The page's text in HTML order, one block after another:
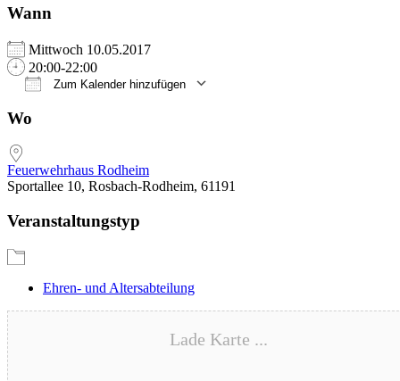
Wann
Mittwoch 10.05.2017
20:00-22:00
Zum Kalender hinzufügen
Wo
Feuerwehrhaus Rodheim
Sportallee 10, Rosbach-Rodheim, 61191
Veranstaltungstyp
Ehren- und Altersabteilung
Lade Karte ...